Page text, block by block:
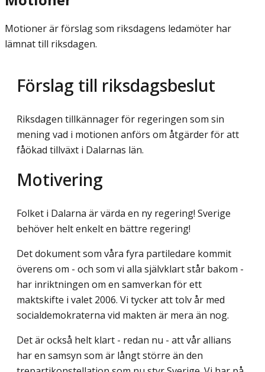
Motioner är förslag som riksdagens ledamöter har
lämnat till riksdagen.
Förslag till riksdagsbeslut
Riksdagen tillkännager för regeringen som sin
mening vad i motionen anförs om åtgärder för att
fåökad tillväxt i Dalarnas län.
Motivering
Folket i Dalarna är värda en ny regering! Sverige
behöver helt enkelt en bättre regering!
Det dokument som våra fyra partiledare kommit
överens om - och som vi alla självklart står bakom -
har inriktningen om en samverkan för ett
maktskifte i valet 2006. Vi tycker att tolv år med
socialdemokraterna vid makten är mera än nog.
Det är också helt klart - redan nu - att vår allians
har en samsyn som är långt större än den